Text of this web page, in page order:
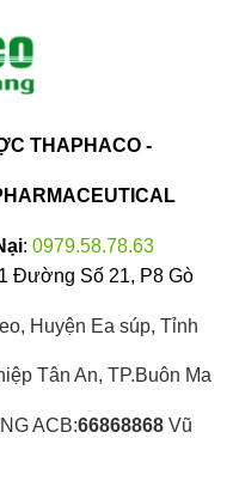
THAPHACO -
: 0979.58.78.63
Đường Số 21, P8 Gò
Huyện Ea súp, Tỉnh
Tân An, TP.Buôn Ma
ACB:66868868Vũ